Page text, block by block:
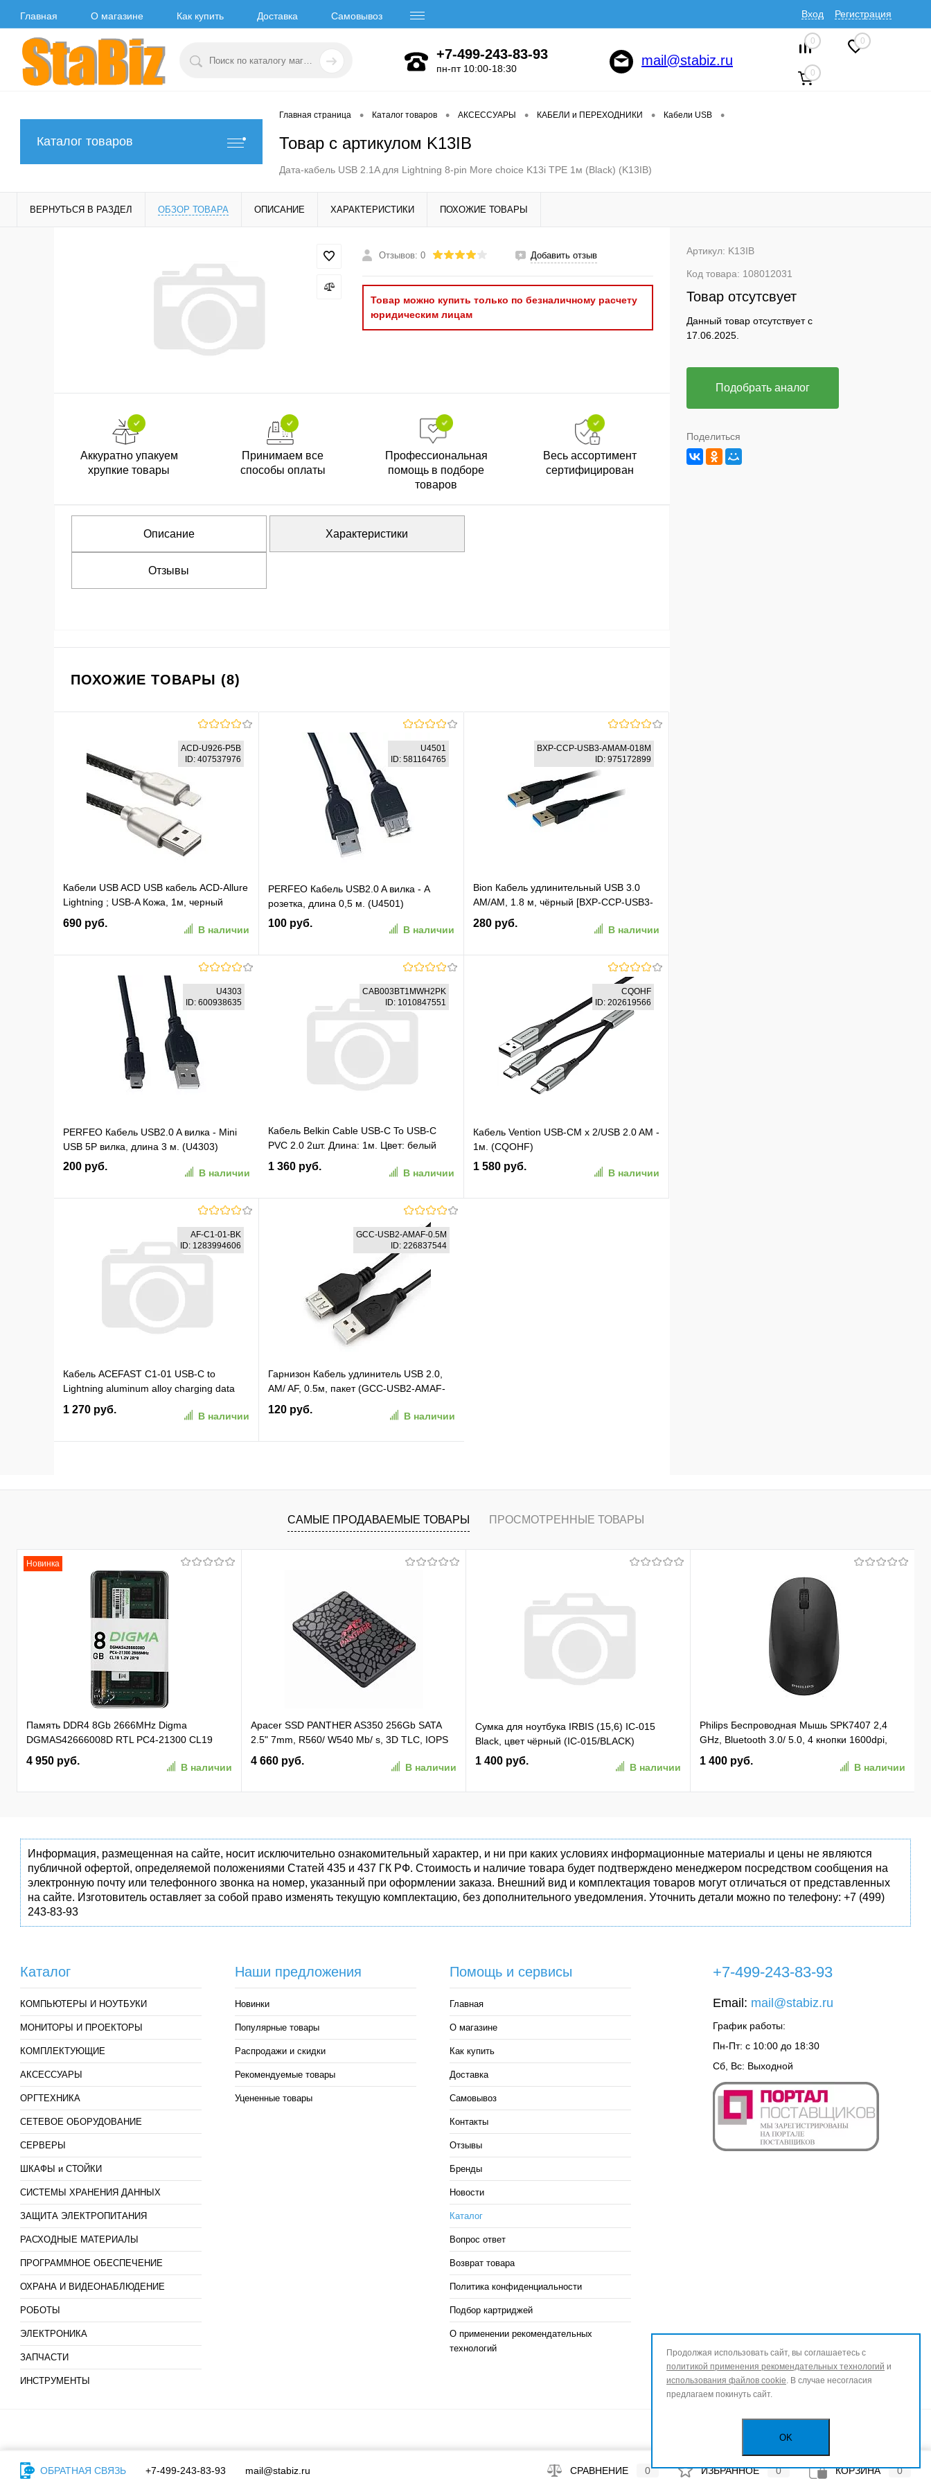
Главная О магазине Как купить Доставка Самовывоз Вход Регистрация
+7-499-243-83-93
пн-пт 10:00-18:30
mail@stabiz.ru
0 0
0
Каталог товаров
Главная страница • Каталог товаров • АКСЕССУАРЫ • КАБЕЛИ и ПЕРЕХОДНИКИ • Кабели USB •
Товар с артикулом K13IB
Дата-кабель USB 2.1A для Lightning 8-pin More choice K13i TPE 1м (Black) (K13IB)
ВЕРНУТЬСЯ В РАЗДЕЛ ОБЗОР ТОВАРА ОПИСАНИЕ ХАРАКТЕРИСТИКИ ПОХОЖИЕ ТОВАРЫ
Отзывов: 0 Добавить отзыв
Товар можно купить только по безналичному расчету
юридическим лицам
Аккуратно упакуем
хрупкие товары
Принимаем все
способы оплаты
Профессиональная
помощь в подборе
товаров
Весь ассортимент
сертифицирован
Описание Характеристики
Отзывы
ПОХОЖИЕ ТОВАРЫ (8)
ACD-U926-P5B
ID: 407537976
Кабели USB ACD USB кабель ACD-Allure
Lightning ; USB-A Кожа, 1м, черный
(ACD-U926-P5B)
690 руб.
В наличии
В корзину
В избранное К сравнению
U4501
ID: 581164765
PERFEO Кабель USB2.0 A вилка - А
розетка, длина 0,5 м. (U4501)
100 руб.
В наличии
В корзину
В избранное К сравнению
BXP-CCP-USB3-AMAM-018M
ID: 975172899
Bion Кабель удлинительный USB 3.0
AM/AM, 1.8 м, чёрный [BXP-CCP-USB3-
AMAM-018M]
280 руб.
В наличии
В избранное К сравнению
U4303
ID: 600938635
PERFEO Кабель USB2.0 A вилка - Mini
USB 5P вилка, длина 3 м. (U4303)
200 руб.
В наличии
В избранное К сравнению
CAB003BT1MWH2PK
ID: 1010847551
Кабель Belkin Cable USB-C To USB-C
PVC 2.0 2шт. Длина: 1м. Цвет: белый
(CAB003BT1MWH2PK)
1 360 руб.
В наличии
В корзину
В избранное К сравнению
CQOHF
ID: 202619566
Кабель Vention USB-CM х 2/USB 2.0 AM -
1м. (CQOHF)
1 580 руб.
В наличии
AF-C1-01-BK
ID: 1283994606
Кабель ACEFAST C1-01 USB-C to
Lightning aluminum alloy charging data
cable. Цвет: черный (AF-C1-01-BK)
1 270 руб.
В наличии
GCC-USB2-AMAF-0.5M
ID: 226837544
Гарнизон Кабель удлинитель USB 2.0,
AM/ AF, 0.5м, пакет (GCC-USB2-AMAF-
0.5M)
120 руб.
В наличии
В избранное К сравнению
Артикул: K13IB
Код товара: 108012031
Товар отсутсвует
Данный товар отсутствует с
17.06.2025.
Подобрать аналог
Поделиться
САМЫЕ ПРОДАВАЕМЫЕ ТОВАРЫ ПРОСМОТРЕННЫЕ ТОВАРЫ
Новинка
Память DDR4 8Gb 2666MHz Digma
DGMAS42666008D RTL PC4-21300 CL19
SO-DIMM 260-pin 1.2В dual rank Ret
4 950 руб.
В наличии
Apacer SSD PANTHER AS350 256Gb SATA
2.5" 7mm, R560/ W540 Mb/ s, 3D TLC, IOPS
81K/ 74K, MTBF 1,5M, 180TBW,
(AP256GAS350-1)
4 660 руб.
В наличии
Сумка для ноутбука IRBIS (15,6) IC-015
Black, цвет чёрный (IC-015/BLACK)
1 400 руб.
В наличии
Philips Беспроводная Мышь SPK7407 2,4
GHz, Bluetooth 3.0/ 5.0, 4 кнопки 1600dpi,
бесшумная Чёрный (SPK7407B/ 01)
(SPK7407B/01)
1 400 руб.
В наличии
Информация, размещенная на сайте, носит исключительно ознакомительный характер, и ни при каких условиях информационные материалы и цены не являются
публичной офертой, определяемой положениями Статей 435 и 437 ГК РФ. Стоимость и наличие товара будет подтверждено менеджером посредством сообщения на
электронную почту или телефонного звонка на номер, указанный при оформлении заказа. Внешний вид и комплектация товаров могут отличаться от представленных
на сайте. Изготовитель оставляет за собой право изменять текущую комплектацию, без дополнительного уведомления. Уточнить детали можно по телефону: +7 (499)
243-83-93
Каталог
КОМПЬЮТЕРЫ И НОУТБУКИ
МОНИТОРЫ И ПРОЕКТОРЫ
КОМПЛЕКТУЮЩИЕ
АКСЕССУАРЫ
ОРГТЕХНИКА
СЕТЕВОЕ ОБОРУДОВАНИЕ
СЕРВЕРЫ
ШКАФЫ и СТОЙКИ
СИСТЕМЫ ХРАНЕНИЯ ДАННЫХ
ЗАЩИТА ЭЛЕКТРОПИТАНИЯ
РАСХОДНЫЕ МАТЕРИАЛЫ
ПРОГРАММНОЕ ОБЕСПЕЧЕНИЕ
ОХРАНА И ВИДЕОНАБЛЮДЕНИЕ
РОБОТЫ
ЭЛЕКТРОНИКА
ЗАПЧАСТИ
ИНСТРУМЕНТЫ
Наши предложения
Новинки
Популярные товары
Распродажи и скидки
Рекомендуемые товары
Уцененные товары
Помощь и сервисы
Главная
О магазине
Как купить
Доставка
Самовывоз
Контакты
Отзывы
Бренды
Новости
Каталог
Вопрос ответ
Возврат товара
Политика конфиденциальности
Подбор картриджей
О применении рекомендательных
технологий
+7-499-243-83-93
Email: mail@stabiz.ru
График работы:
Пн-Пт: с 10:00 до 18:30
Сб, Вс: Выходной
ОБРАТНАЯ СВЯЗЬ +7-499-243-83-93 mail@stabiz.ru СРАВНЕНИЕ 0 ИЗБРАННОЕ 0 КОРЗИНА 0
Продолжая использовать сайт, вы соглашаетесь с
политикой применения рекомендательных технологий и
использования файлов cookie. В случае несогласия
предлагаем покинуть сайт.
OK